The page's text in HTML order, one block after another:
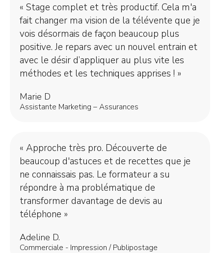
« Stage complet et très productif. Cela m'a
fait changer ma vision de la télévente que je
vois désormais de façon beaucoup plus
positive. Je repars avec un nouvel entrain et
avec le désir d’appliquer au plus vite les
méthodes et les techniques apprises ! »
Marie D
Assistante Marketing – Assurances
« Approche très pro. Découverte de
beaucoup d'astuces et de recettes que je
ne connaissais pas. Le formateur a su
répondre à ma problématique de
transformer davantage de devis au
téléphone »
Adeline D.
Commerciale - Impression / Publipostage